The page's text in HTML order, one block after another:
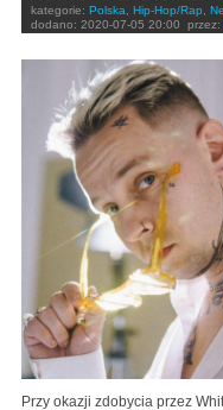
kategorie: Polska Hip-Hop/Rap
dodano: 2020-07-05 20:00 przez:
Przy okazji zdobycia przez